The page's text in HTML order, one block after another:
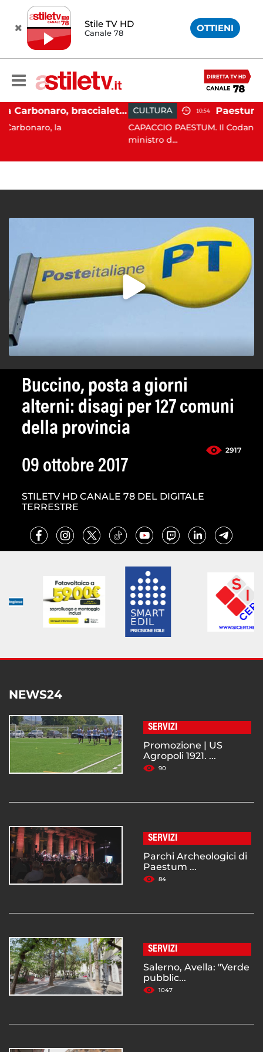
Stile TV HD
Canale 78 OTTIENI
Martina Carbonaro, braccialetto elettronico per i genitori della 14enne uccisa dall'ex
la
CULTURA 10:54
CAPACCIO PAESTUM. Il Codancos lancia
Buccino, posta a giorni
alterni: disagi per 127 comuni
della provincia
2917
09 ottobre 2017
STILETV HD CANALE 78 DEL DIGITALE
TERRESTRE
NEWS24
SERVIZI
Promozione | US
Agropoli 1921. ...
90
SERVIZI
Parchi Archeologici di
Paestum ...
84
SERVIZI
Salerno, Avella: "Verde
pubblic...
1047